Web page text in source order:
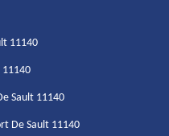
11140
Sault 11140
De Sault 11140